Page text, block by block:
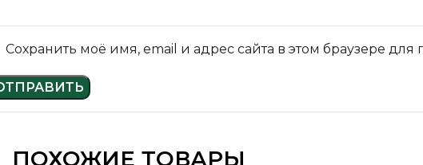
Сохранить моё имя, email и адрес сайта в этом браузере
ПОХОЖИЕ ТОВАРЫ